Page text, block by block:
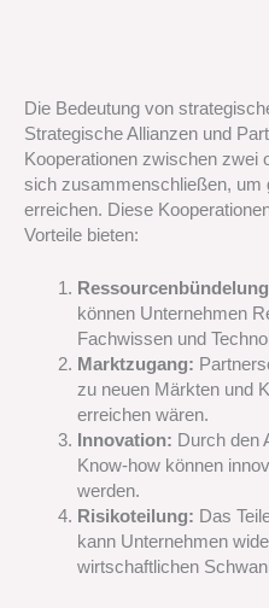
Die Bedeutung von
Strategische Allianzen und
Kooperationen zwischen zwei
sich zusammenschließen, um
erreichen. Diese
Vorteile bieten:
können Unternehmen
Fachwissen und
Marktzugang:
zu neuen Märkten und
erreichen wären.
Innovation: Durch den
Know-how können
werden.
Risikoteilung: Das
kann Unternehmen
wirtschaftlichen